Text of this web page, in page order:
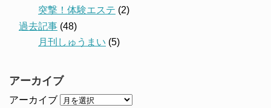
突撃！体験エステ (2)
過去記事 (48)
月刊しゅうまい (5)
アーカイブ
アーカイブ